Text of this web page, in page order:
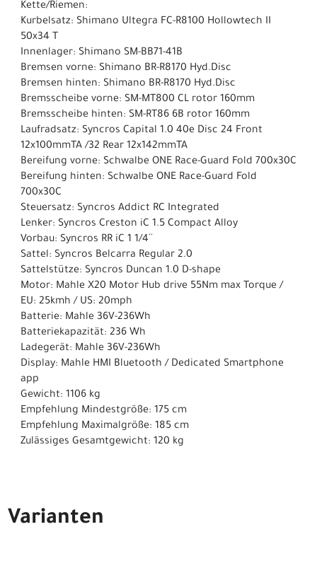
Kette/Riemen:
Kurbelsatz: Shimano Ultegra FC-R8100 Hollowtech II
50x34 T
Innenlager: Shimano SM-BB71-41B
Bremsen vorne: Shimano BR-R8170 Hyd.Disc
Bremsen hinten: Shimano BR-R8170 Hyd.Disc
Bremsscheibe vorne: SM-MT800 CL rotor 160mm
Bremsscheibe hinten: SM-RT86 6B rotor 160mm
Laufradsatz: Syncros Capital 1.0 40e Disc 24 Front
12x100mmTA /32 Rear 12x142mmTA
Bereifung vorne: Schwalbe ONE Race-Guard Fold 700x30C
Bereifung hinten: Schwalbe ONE Race-Guard Fold
700x30C
Steuersatz: Syncros Addict RC Integrated
Lenker: Syncros Creston iC 1.5 Compact Alloy
Vorbau: Syncros RR iC 1 1/4´´
Sattel: Syncros Belcarra Regular 2.0
Sattelstütze: Syncros Duncan 1.0 D-shape
Motor: Mahle X20 Motor Hub drive 55Nm max Torque /
EU: 25kmh / US: 20mph
Batterie: Mahle 36V-236Wh
Batteriekapazität: 236 Wh
Ladegerät: Mahle 36V-236Wh
Display: Mahle HMI Bluetooth / Dedicated Smartphone
app
Gewicht: 1106 kg
Empfehlung Mindestgröße: 175 cm
Empfehlung Maximalgröße: 185 cm
Zulässiges Gesamtgewicht: 120 kg
Varianten